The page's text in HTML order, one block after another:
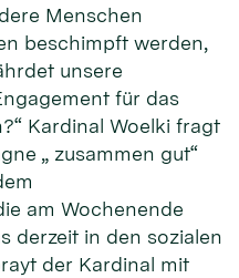
Menschen
beschimpft werden,
unsere
für das
Kardinal Woelki fragt
„ zusammen gut“
am Wochenende
derzeit in den sozialen
der Kardinal mit